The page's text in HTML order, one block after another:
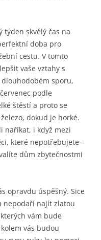
týden skvělý čas na
doba pro
cestu. V tomto
vaše vztahy s
sporu,
podle
štěstí a proto se
dokud je horké.
naříkat, i když mezi
které nepotřebujete –
dům zbytečnostmi
opravdu úspěšný. Sice
nepodaří najít zlatou
vám bude
vás budou